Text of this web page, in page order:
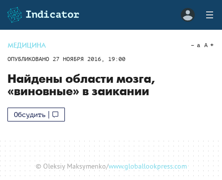
МЕДИЦИНА
ОПУБЛИКОВАНО 27 НОЯБРЯ 2016, 19:00
a A
Найдены области мозга,
«виновные» в заикании
Обсудить
© Oleksiy Maksymenko/www.globallookpress.com